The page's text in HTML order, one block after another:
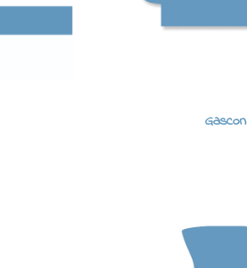
Gascon